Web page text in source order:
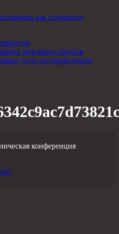
как слушатель
денежных средств
услуг по проведению
конференция